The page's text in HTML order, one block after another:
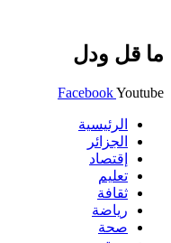
ما قل ودل
FacebookYoutube
الرئيسية
الجزائر
إقتصاد
تعليم
ثقافة
رياضة
صحة